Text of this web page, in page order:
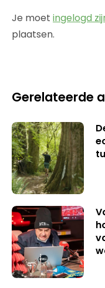
Je moet ingelogd
plaatsen.
Gerelateerde